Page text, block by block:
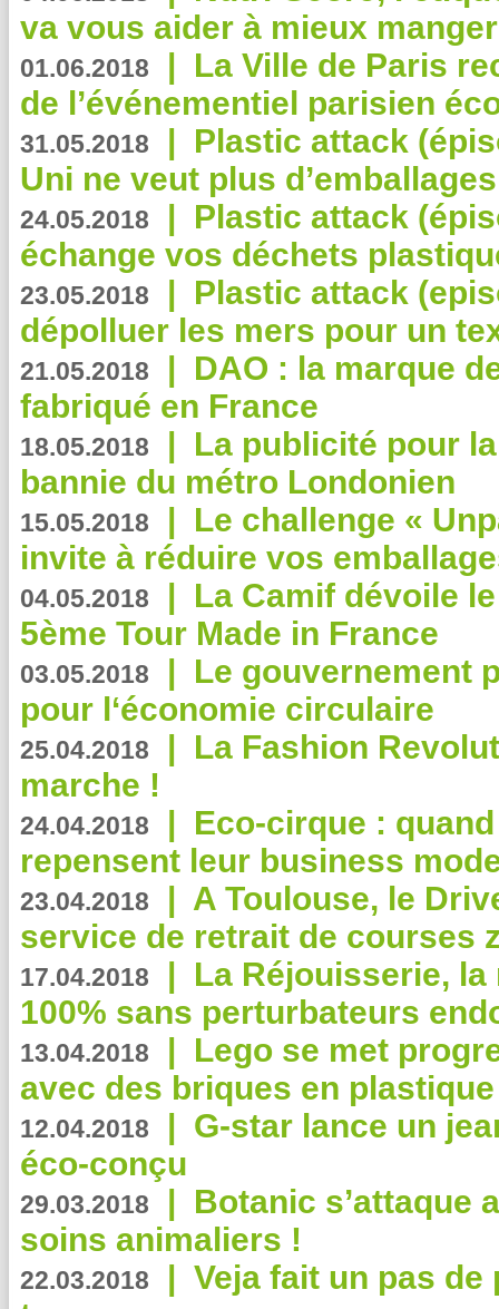
va vous aider à mieux
01.06.2018 | La Ville de Paris
de l’événementiel parisien
31.05.2018 | Plastic attack
Uni ne veut plus
24.05.2018 | Plastic attack
échange vos déchets
23.05.2018 | Plastic attack
dépolluer les mers pour un
21.05.2018 | DAO : la marque
fabriqué en France
18.05.2018 | La publicité pour
bannie du métro Londonien
15.05.2018 | Le challenge «
invite à réduire vos
04.05.2018 | La Camif dévoile
5ème Tour Made in France
03.05.2018 | Le gouvernement
pour l‘économie circulaire
25.04.2018 | La Fashion
marche !
24.04.2018 | Eco-cirque :
repensent leur business
23.04.2018 | A Toulouse, le
service de retrait de courses
17.04.2018 | La Réjouisserie,
100% sans perturbateurs
13.04.2018 | Lego se met
avec des briques en
12.04.2018 | G-star lance un
éco-conçu
29.03.2018 | Botanic s’attaque
soins animaliers !
22.03.2018 | Veja fait un pas de